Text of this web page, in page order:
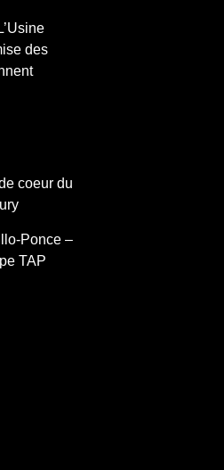
des
coeur du
Ponce –
TAP